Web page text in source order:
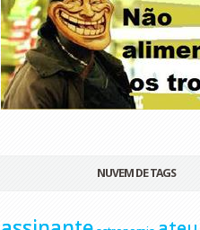
NUVEM DE TAGS